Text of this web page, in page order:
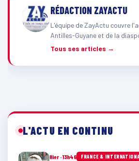
RÉDACTION ZAYACTU
L'équipe de ZayActu couvre
Antilles-Guyane et de la
Tous ses articles →
L'ACTU EN CONTINU
Hier · 13h46 FRANCE &